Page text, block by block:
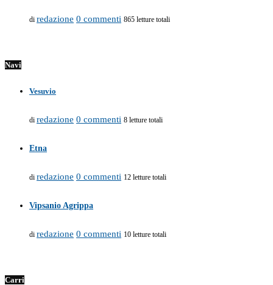
di redazione 0 commenti 865 letture totali
Navi
Vesuvio
di redazione 0 commenti 8 letture totali
Etna
di redazione 0 commenti 12 letture totali
Vipsanio Agrippa
di redazione 0 commenti 10 letture totali
Carri